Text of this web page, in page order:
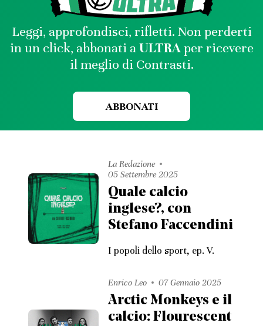
Leggi, approfondisci, rifletti. Non perderti
in un click, abbonati aULTRAper ricevere
il meglio di Contrasti.
ABBONATI
La Redazione
05 Settembre 2025
Quale calcio
inglese?, con
Stefano Faccendini
I popoli dello sport, ep. V.
Enrico Leo 07 Gennaio 2025
Arctic Monkeys e il
calcio: Flourescent